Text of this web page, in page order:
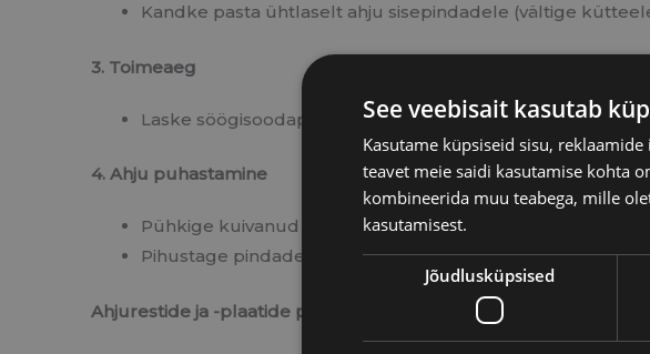
Kandke pasta ühtlaselt ahju sisepindadele (vältige
3. Toimeaeg
Laske söögisoodapastal toimida vähemalt 12 tundi ehk
4. Ahju puhastamine
Pühkige kuivanud pasta niiske lapiga või käsnaga.
Pihustage pindadele valget äädikat, mis reageerib
Ahjurestide ja -plaatide puhastamine
See veebisait kasutab
Kasutame küpsiseid sisu,
teavet meie saidi kasutamise kohta
kombineerida muu teabega, mille
kasutamisest.
Jõudlusküpsised